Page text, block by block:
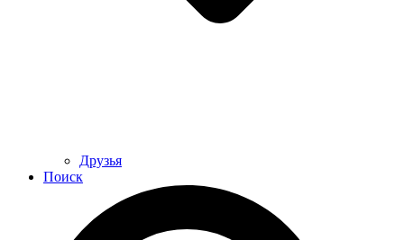
Друзья
Поиск